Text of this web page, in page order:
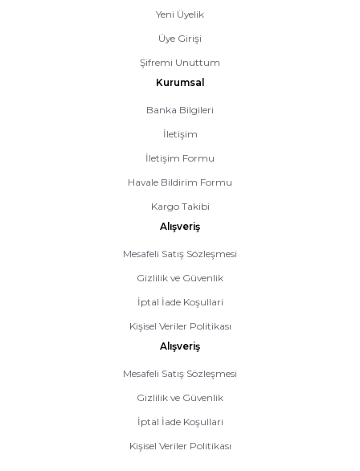
Yeni Üyelik
Üye Girişi
Şifremi Unuttum
Kurumsal
Banka Bilgileri
İletişim
İletişim Formu
Havale Bildirim Formu
Kargo Takibi
Alışveriş
Mesafeli Satış Sözleşmesi
Gizlilik ve Güvenlik
İptal İade Koşullari
Kişisel Veriler Politikası
Alışveriş
Mesafeli Satış Sözleşmesi
Gizlilik ve Güvenlik
İptal İade Koşullari
Kişisel Veriler Politikası